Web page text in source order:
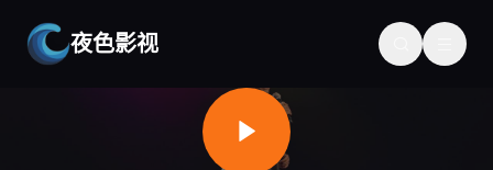
夜色影视